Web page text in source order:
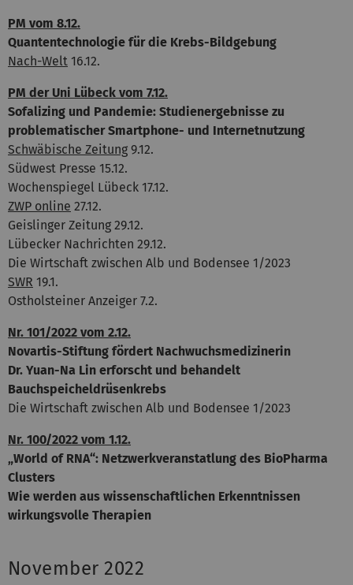
PM vom 8.12.
Quantentechnologie für die Krebs-Bildgebung
Nach-Welt 16.12.
PM der Uni Lübeck vom 7.12.
Sofalizing und Pandemie: Studienergebnisse zu
problematischer Smartphone- und Internetnutzung
Schwäbische Zeitung 9.12.
Südwest Presse 15.12.
Wochenspiegel Lübeck 17.12.
ZWP online 27.12.
Geislinger Zeitung 29.12.
Lübecker Nachrichten 29.12.
Die Wirtschaft zwischen Alb und Bodensee 1/2023
SWR 19.1.
Ostholsteiner Anzeiger 7.2.
Nr. 101/2022 vom 2.12.
Novartis-Stiftung fördert Nachwuchsmedizinerin
Dr. Yuan-Na Lin erforscht und behandelt
Bauchspeicheldrüsenkrebs
Die Wirtschaft zwischen Alb und Bodensee 1/2023
Nr. 100/2022 vom 1.12.
„World of RNA“: Netzwerkveranstatlung des BioPharma
Clusters
Wie werden aus wissenschaftlichen Erkenntnissen
wirkungsvolle Therapien
November 2022